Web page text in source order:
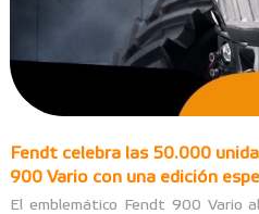
Fendt celebra las 50.000
900 Vario con una edición
El emblemático Fendt 900 Vario